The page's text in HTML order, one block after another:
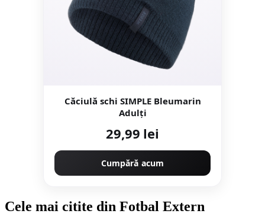
Căciulă schi SIMPLE Bleumarin
Adulți
29,99 lei
Cumpără acum
Cele mai citite din Fotbal Extern